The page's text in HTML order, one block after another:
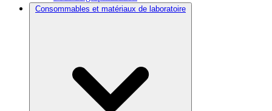
Consommables et matériaux de laboratoire